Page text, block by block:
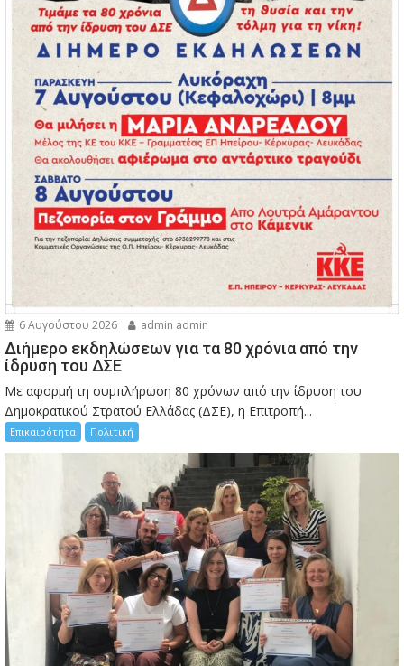
6 Αυγούστου 2026 admin admin
Διήμερο εκδηλώσεων για τα 80 χρόνια από την
ίδρυση του ΔΣΕ
Με αφορμή τη συμπλήρωση 80 χρόνων από την ίδρυση του
Δημοκρατικού Στρατού Ελλάδας (ΔΣΕ), η Επιτροπή...
Επικαιρότητα Πολιτική